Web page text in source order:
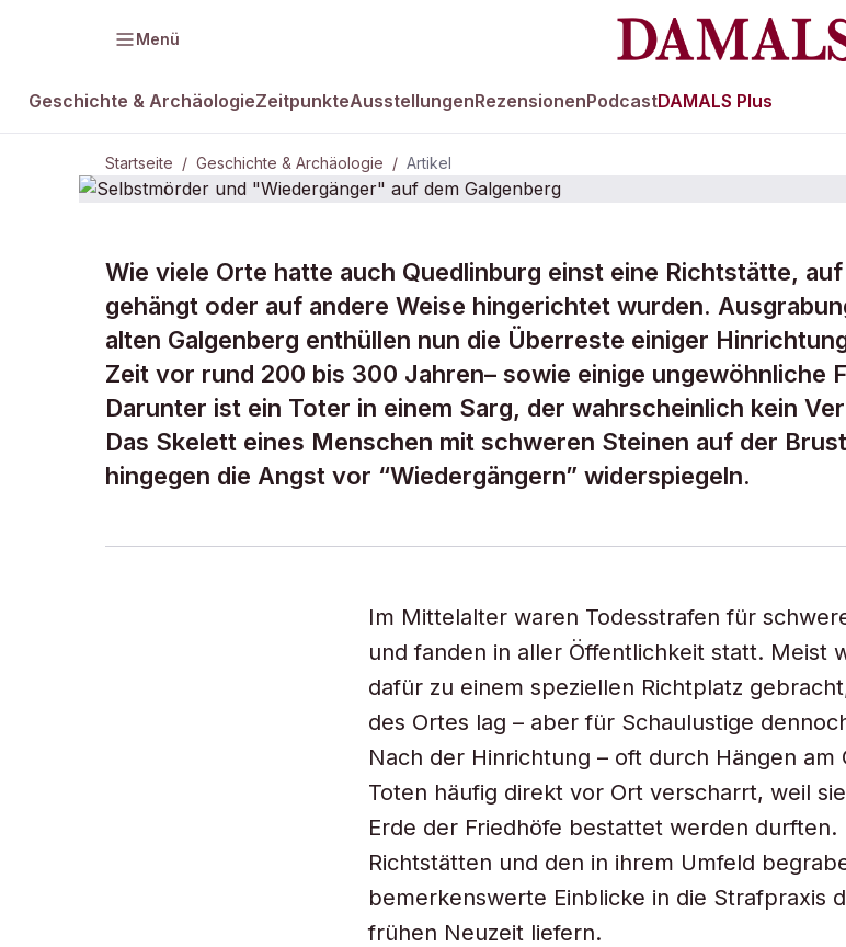
Menü
Geschichte & ArchäologieZeitpunkteAusstellungenRezensionenPodcastDAMALS Plus
Startseite / Geschichte & Archäologie / Artikel
GESCHICHTE & ARCHÄOLOGIE
Selbstmörder und
"Wiedergänger" auf dem
Galgenberg
Wie viele Orte hatte auch Quedlinburg einst eine Richtstätte,
gehängt oder auf andere Weise hingerichtet wurden.
alten Galgenberg enthüllen nun die Überreste einiger
Zeit vor rund 200 bis 300 Jahren– sowie einige ungewöhnliche
Darunter ist ein Toter in einem Sarg, der wahrscheinlich kein
Das Skelett eines Menschen mit schweren Steinen auf der
hingegen die Angst vor “Wiedergängern” widerspiegeln.
Im Mittelalter waren Todesstrafen für
und fanden in aller Öffentlichkeit statt. Meist
dafür zu einem speziellen Richtplatz
des Ortes lag – aber für Schaulustige
Nach der Hinrichtung – oft durch Hängen am
Toten häufig direkt vor Ort verscharrt, weil
Erde der Friedhöfe bestattet werden durften.
Richtstätten und den in ihrem Umfeld
bemerkenswerte Einblicke in die Strafpraxis
frühen Neuzeit liefern.